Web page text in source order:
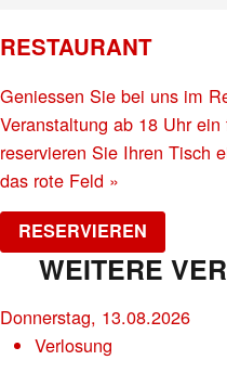
RESTAURANT
Geniessen Sie bei uns im
Veranstaltung ab 18 Uhr
reservieren Sie Ihren Tisch
das rote Feld »
RESERVIEREN
WEITERE
Donnerstag, 13.08.2026
Verlosung